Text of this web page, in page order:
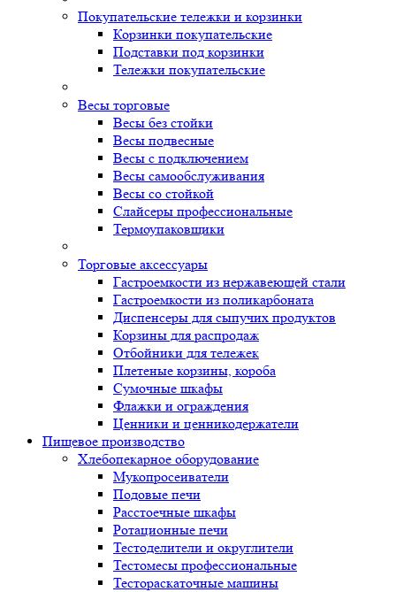
Покупательские тележки и корзинки
Корзинки покупательские
Подставки под корзинки
Тележки покупательские
Весы торговые
Весы без стойки
Весы подвесные
Весы с подключением
Весы самообслуживания
Весы со стойкой
Слайсеры профессиональные
Термоупаковщики
Торговые аксессуары
Гастроемкости из нержавеющей стали
Гастроемкости из поликарбоната
Диспенсеры для сыпучих продуктов
Корзины для распродаж
Отбойники для тележек
Плетеные корзины, короба
Сумочные шкафы
Флажки и ограждения
Ценники и ценникодержатели
Пищевое производство
Хлебопекарное оборудование
Мукопросеиватели
Подовые печи
Расстоечные шкафы
Ротационные печи
Тестоделители и округлители
Тестомесы профессиональные
Тестораскаточные машины